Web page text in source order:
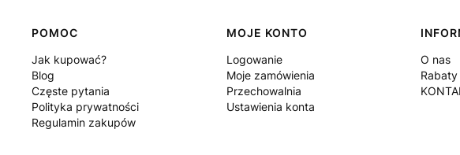
POMOC
Jak kupować?
Blog
Częste pytania
Polityka prywatności
Regulamin zakupów
MOJE KONTO
Logowanie
Moje zamówienia
Przechowalnia
Ustawienia konta
O nas
Rabaty